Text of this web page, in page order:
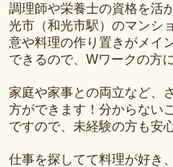
調理師や栄養士の資格を活
光市（和光市駅）のマンシ
意や料理の作り置きがメイ
できるので、Wワークの方
家庭や家事との両立など、
方ができます！分からない
ですので、未経験の方も安
仕事を探してて料理が好き